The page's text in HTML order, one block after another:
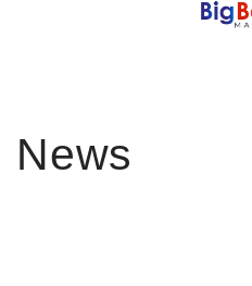
News